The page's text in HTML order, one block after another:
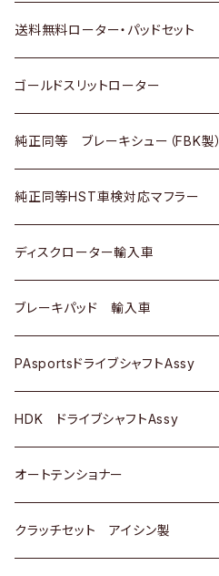
日野
三菱ふそう
ＢＭＷ
日野
三菱ふそう
三菱ふそう
その他
三菱
スバル
ダイハツ
マツダ
三菱
スバル
マツダ
三菱
日産
ダイハツ
マツダ
三菱
スバル
スズキ
日産
いすゞ
ダイハツ
マツダ
三菱
スバル
ＢＥＮＺ
ホンダ
スズキ
日産
ダイハツ
マツダ
三菱
スバル
トヨタ
ホンダ
日産
いすゞ
ダイハツ
マツダ
三菱
スバル
送料無料ローター・パッドセット
トヨタ
ホンダ
スズキ
日産
ダイハツ
マツダ
三菱
スバル
ゴールドスリットローター
トヨタ
ホンダ
スズキ
日産
ダイハツ
マツダ
三菱
スバル
純正同等 ブレーキシュー（FBK製）
ホンダ
スズキ
日産
ダイハツ
マツダ
三菱
スバル
純正同等HST車検対応マフラー
トヨタ
ホンダ
スズキ
日産
いすゞ
ダイハツ
ディスクローター輸入車
ＡＵＤＩ
ＢＥＮＺ
ＢＭＷ
GOLF
ＷＡＧＥＮ
ブレーキパッド 輸入車
ＢＥＮＺ
ＢＭＷ
ＷＡＧＥＮ
ＶＯＬＶＯ
PAsportsドライブシャフトAssy
トヨタ
ホンダ
スズキ
HDK ドライブシャフトAssy
スズキ
ダイハツ
オートテンショナー
トヨタ
クラッチセット アイシン製